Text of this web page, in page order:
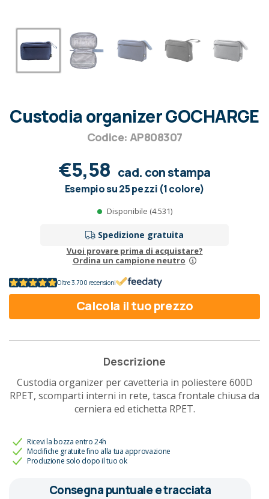
Custodia organizer GOCHARGE
Codice: AP808307
€5,58 cad. con stampa
Esempio su 25 pezzi (1 colore)
Disponibile (4.531)
Spedizione gratuita
Vuoi provare prima di acquistare?
Ordina un campione neutro
Oltre 3.700 recensioni
Calcola il tuo prezzo
Descrizione
Custodia organizer per cavetteria in poliestere 600D
RPET, scomparti interni in rete, tasca frontale chiusa da
cerniera ed etichetta RPET.
Ricevi la bozza entro 24h
Modifiche gratuite fino alla tua approvazione
Produzione solo dopo il tuo ok
Consegna puntuale e tracciata